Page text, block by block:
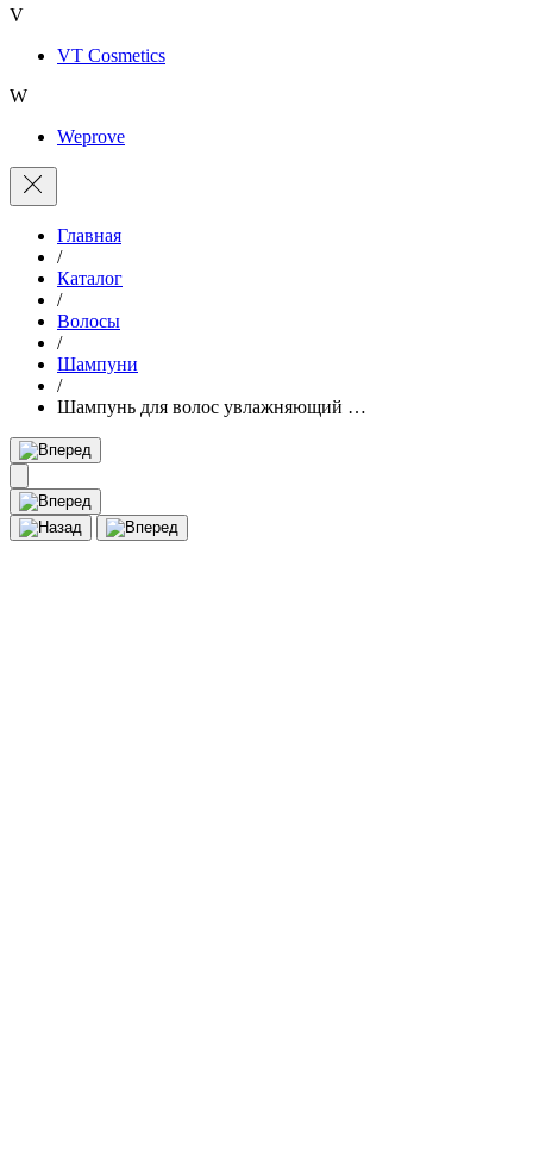
V
VT Cosmetics
W
Weprove
Главная
/
Каталог
/
Волосы
/
Шампуни
/
Шампунь для волос увлажняющий …